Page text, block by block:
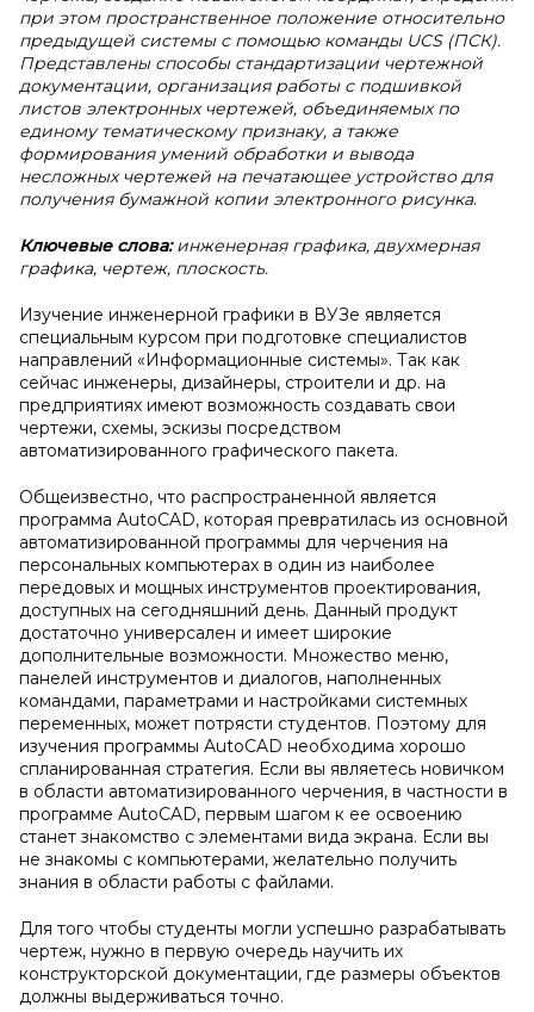
при этом пространственное положение относительно
предыдущей системы с помощью команды UCS (ПСК).
Представлены способы стандартизации чертежной
документации, организация работы с подшивкой
листов электронных чертежей, объединяемых по
единому тематическому признаку, а также
формирования умений обработки и вывода
несложных чертежей на печатающее устройство для
получения бумажной копии электронного рисунка.
Ключевые слова:инженерная графика, двухмерная
графика, чертеж, плоскость.
Изучение инженерной графики в ВУЗе является
специальным курсом при подготовке специалистов
направлений «Информационные системы». Так как
сейчас инженеры, дизайнеры, строители и др. на
предприятиях имеют возможность создавать свои
чертежи, схемы, эскизы посредством
автоматизированного графического пакета.
Общеизвестно, что распространенной является
программа AutoCAD, которая превратилась из основной
автоматизированной программы для черчения на
персональных компьютерах в один из наиболее
передовых и мощных инструментов проектирования,
доступных на сегодняшний день. Данный продукт
достаточно универсален и имеет широкие
дополнительные возможности. Множество меню,
панелей инструментов и диалогов, наполненных
командами, параметрами и настройками системных
переменных, может потрясти студентов. Поэтому для
изучения программы AutoCAD необходима хорошо
спланированная стратегия. Если вы являетесь новичком
в области автоматизированного черчения, в частности в
программе AutoCAD, первым шагом к ее освоению
станет знакомство с элементами вида экрана. Если вы
не знакомы с компьютерами, желательно получить
знания в области работы с файлами.
Для того чтобы студенты могли успешно разрабатывать
чертеж, нужно в первую очередь научить их
конструкторской документации, где размеры объектов
должны выдерживаться точно.